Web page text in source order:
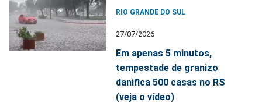
RIO GRANDE DO SUL
27/07/2026
Em apenas 5 minutos,
tempestade de granizo
danifica 500 casas no RS
(veja o vídeo)